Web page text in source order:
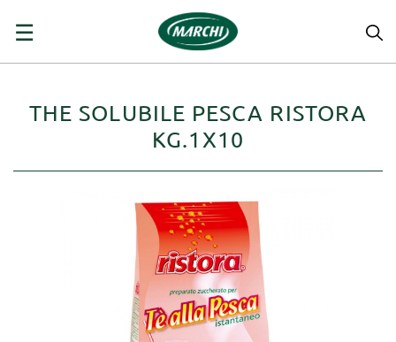
navigazione
☰
THE SOLUBILE PESCA RISTORA
KG.1X10